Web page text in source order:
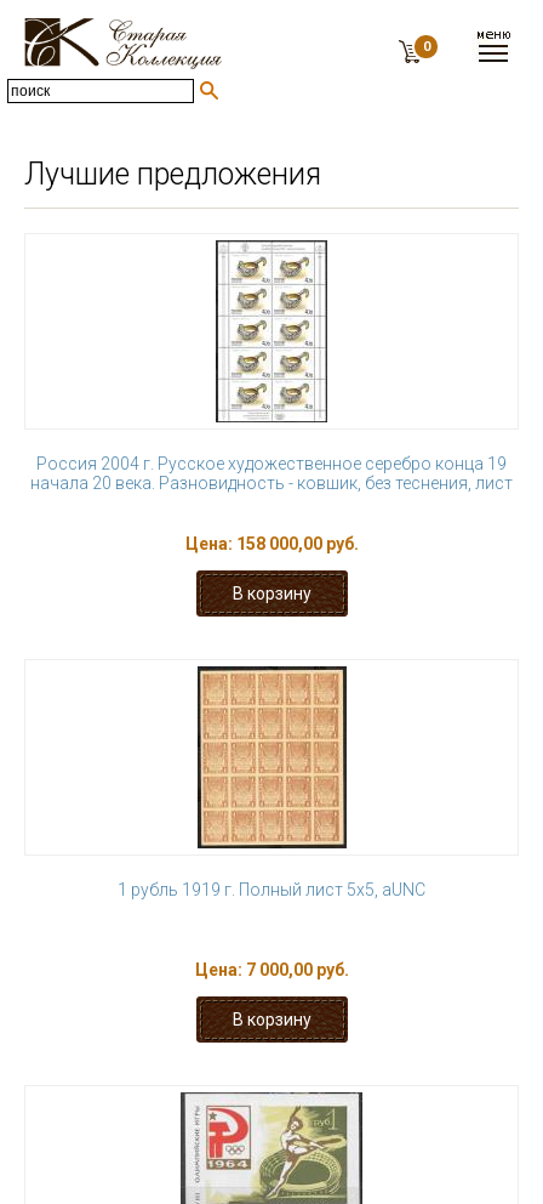
0
Лучшие предложения
Россия 2004 г. Русское художественное серебро конца 19
начала 20 века. Разновидность - ковшик, без теснения, лист
Цена: 158 000,00 руб.
1 рубль 1919 г. Полный лист 5х5, aUNC
Цена: 7 000,00 руб.